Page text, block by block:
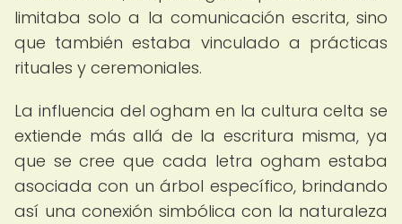
limitaba solo a la comunicación escrita, sino
que también estaba vinculado a prácticas
rituales y ceremoniales.
La influencia del ogham en la cultura celta se
extiende más allá de la escritura misma, ya
que se cree que cada letra ogham estaba
asociada con un árbol específico, brindando
así una conexión simbólica con la naturaleza